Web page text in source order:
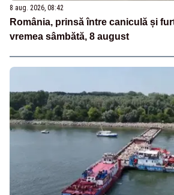
8 aug. 2026, 08:42
România, prinsă între caniculă și
vremea sâmbătă, 8 august